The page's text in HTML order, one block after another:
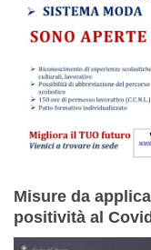
Misure da
positività al